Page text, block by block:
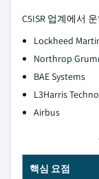
C5ISR 업계에서
Lockheed
Northrop
BAE Systems
L3Harris
Airbus
핵심 요점